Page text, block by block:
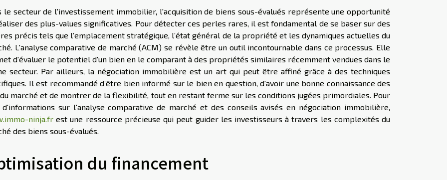
le secteur de l'investissement immobilier, l'acquisition de biens sous-évalués représente une opportunité
des plus-values significatives. Pour détecter ces perles rares, il est fondamental de se baser sur des
précis tels que l’emplacement stratégique, l’état général de la propriété et les dynamiques actuelles du
L'analyse comparative de marché (ACM) se révèle être un outil incontournable dans ce processus. Elle
d'évaluer le potentiel d'un bien en le comparant à des propriétés similaires récemment vendues dans le
secteur. Par ailleurs, la négociation immobilière est un art qui peut être affiné grâce à des techniques
Il est recommandé d’être bien informé sur le bien en question, d'avoir une bonne connaissance des
marché et de montrer de la flexibilité, tout en restant ferme sur les conditions jugées primordiales. Pour
d'informations sur l'analyse comparative de marché et des conseils avisés en négociation immobilière,
ninja.fr est une ressource précieuse qui peut guider les investisseurs à travers les complexités du
des biens sous-évalués.
du financement